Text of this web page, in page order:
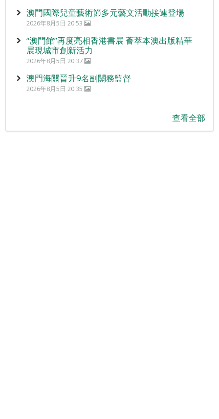
澳門國際兒童藝術節多元藝文活動接連登場
2026年8月5日 20:53
“澳門館”再度亮相香港書展 薈萃本澳出版精華
展現城市創新活力
2026年8月5日 20:37
澳門海關晉升9名副關務監督
2026年8月5日 20:35
查看全部